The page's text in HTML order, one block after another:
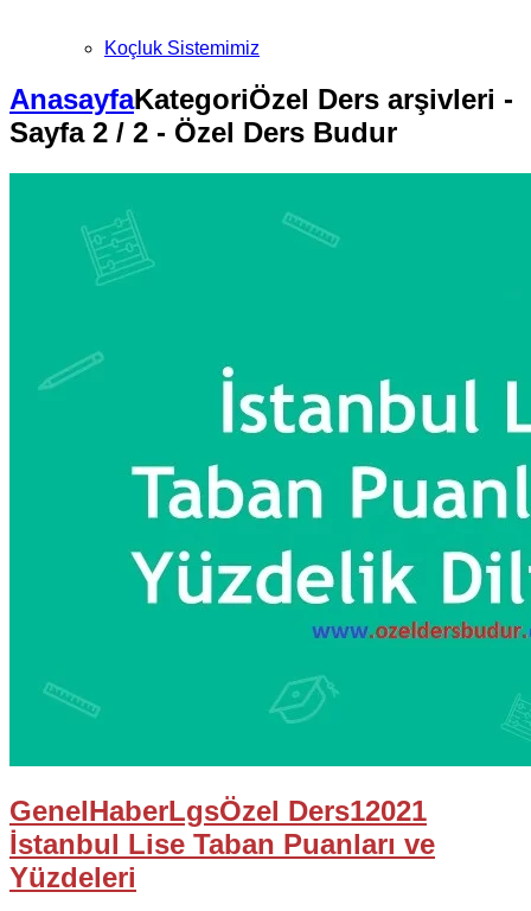
Koçluk Sistemimiz
AnasayfaKategoriÖzel Ders arşivleri -
Sayfa 2 / 2 - Özel Ders Budur
GenelHaberLgsÖzel Ders12021
İstanbul Lise Taban Puanları ve
Yüzdeleri